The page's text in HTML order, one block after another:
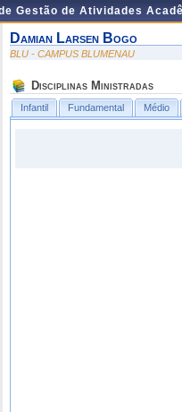
Gestão de Atividades
Damian Larsen Bogo
BLU - CAMPUS BLUMENAU
Disciplinas Ministradas
Infantil Fundamental Médio